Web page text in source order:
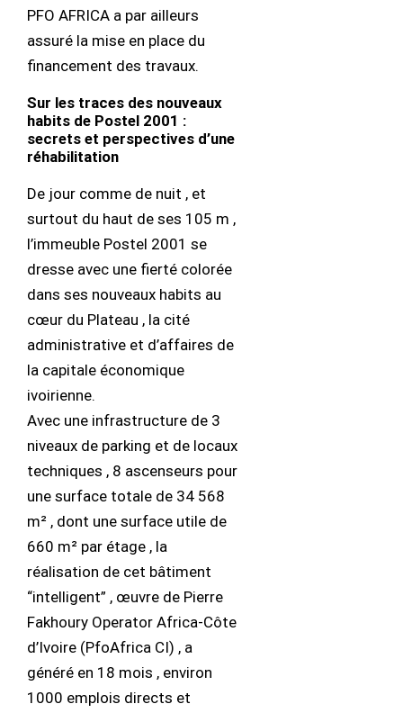
PFO AFRICA a par ailleurs
assuré la mise en place du
financement des travaux.
Sur les traces des nouveaux
habits de Postel 2001 :
secrets et perspectives d’une
réhabilitation
De jour comme de nuit , et
surtout du haut de ses 105 m ,
l’immeuble Postel 2001 se
dresse avec une fierté colorée
dans ses nouveaux habits au
cœur du Plateau , la cité
administrative et d’affaires de
la capitale économique
ivoirienne.
Avec une infrastructure de 3
niveaux de parking et de locaux
techniques , 8 ascenseurs pour
une surface totale de 34 568
m² , dont une surface utile de
660 m² par étage , la
réalisation de cet bâtiment
“intelligent” , œuvre de Pierre
Fakhoury Operator Africa-Côte
d’Ivoire (PfoAfrica CI) , a
généré en 18 mois , environ
1000 emplois directs et